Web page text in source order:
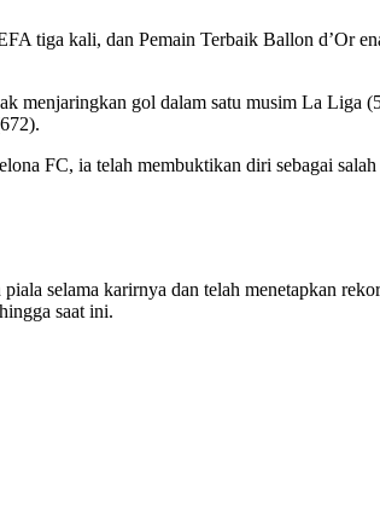
tiga kali, dan Pemain Terbaik Ballon d’Or
menjaringkan gol dalam satu musim La Liga
FC, ia telah membuktikan diri sebagai
selama karirnya dan telah menetapkan
saat ini.